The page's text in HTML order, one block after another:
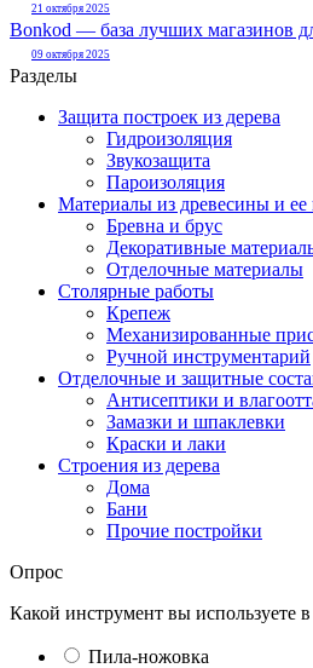
21 октября 2025
Bonkod — база лучших магазинов
09 октября 2025
Разделы
Защита построек из дерева
Гидроизоляция
Звукозащита
Пароизоляция
Материалы из древесины и
Бревна и брус
Декоративные
Отделочные материалы
Столярные работы
Крепеж
Механизированные
Ручной инструментарий
Отделочные и защитные
Антисептики и
Замазки и шпаклевки
Краски и лаки
Строения из дерева
Дома
Бани
Прочие постройки
Опрос
Какой инструмент вы используете в
Пила-ножовка